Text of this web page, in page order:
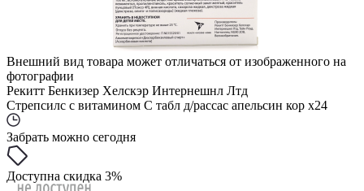
Внешний вид товара может отличаться от изображенного на
фотографии
Рекитт Бенкизер Хелскэр Интернешнл Лтд
Стрепсилс с витамином С табл д/рассас апельсин кор x24
Забрать можно сегодня
Доступна скидка 3%